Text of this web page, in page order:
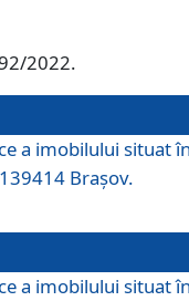
2022.
a imobilului situat
Brașov.
a imobilului situat